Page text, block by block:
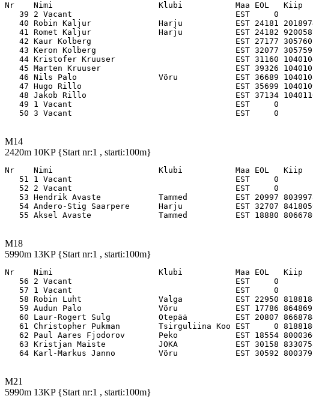
Nr    Nimi                      Klubi           Maa EOL
39 2 Vacant                                  EST
40 Robin Kaljur              Harju           EST 24181
41 Romet Kaljur              Harju           EST 24182
42 Kaur Kolberg                              EST 27177
43 Keron Kolberg                             EST 32077
44 Kristofer Kruuser                         EST 31160
45 Marten Kruuser                            EST 39326
46 Nils Palo                 Võru            EST 36689
47 Hugo Rillo                                EST 35699
48 Jakob Rillo                               EST 37134
49 1 Vacant                                  EST     0
M14
2420m 10KP {Start nr:1 , starti:100m}
Nr    Nimi                      Klubi           Maa EOL
51 1 Vacant                                  EST     0
52 2 Vacant                                  EST     0
53 Hendrik Avaste            Tammed          EST 20997
54 Andero-Stig Saarpere      Harju           EST 32707
M18
5990m 13KP {Start nr:1 , starti:100m}
Nr    Nimi                      Klubi           Maa EOL
56 2 Vacant                                  EST     0
57 1 Vacant                                  EST     0
58 Robin Luht                Valga           EST 22950
59 Audun Palo                Võru            EST 17786
60 Laur-Rogert Sulg          Otepää          EST 20807
61 Christopher Pukman        Tsirguliina Koo EST     0
62 Paul Aares Fjodorov       Peko            EST 18554
63 Kristjan Maiste           JOKA            EST 30158
M21
5990m 13KP {Start nr:1 , starti:100m}